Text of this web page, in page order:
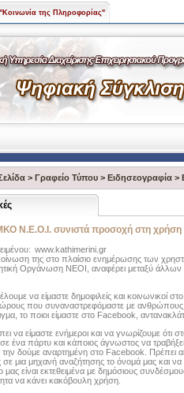
της Πληροφορίας"
> Γραφείο Τύπου > Ειδησεογραφία >
Ν.Ε.Ο.Ι. συνιστά προσοχή στη χρήση
www.kathimerini.gr
της στο πλαίσιο ενημέρωσης των
Οργάνωση ΝΕΟΙ, αναφέρει μεταξύ άλλων
να είμαστε δημοφιλείς και κοινωνικοί
που συναναστρεφόμαστε με ανθρώπους.
το ποιοι είμαστε στο Facebook,
να είμαστε ενήμεροι και να γνωρίζουμε ότι
σε ένα πάρτυ και κάποιος άγνωστος να
δούμε αναρτημένη στο Facebook. Πρέπει
σε μια μηχανή αναζήτησης το όνομά μας και
μας είναι εκτεθειμένα με δημόσιους
να κάνει κακόβουλη χρήση.